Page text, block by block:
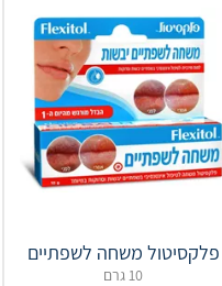
פלקסיטול משחה לשפתיים
10 גרם